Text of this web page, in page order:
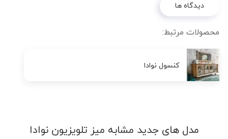
دیدگاه ها
محصولات مرتبط:
کنسول نوادا
مدل های جدید مشابه میز تلویزیون نوادا